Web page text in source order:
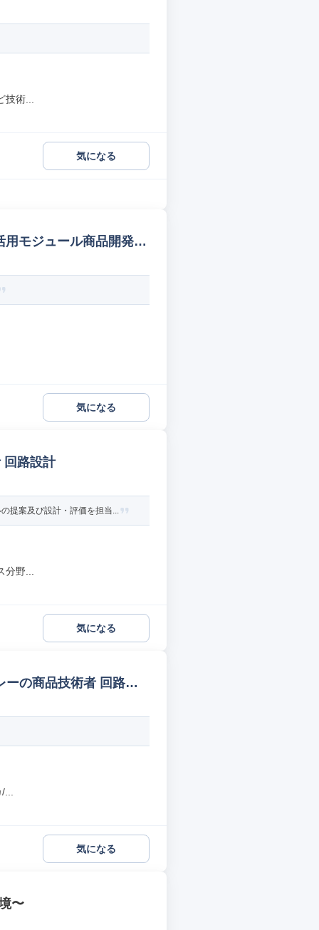
術...
気になる
用モジュール商品開発
気になる
回路設計
提案及び設計・評価を担当...
野...
気になる
の商品技術者 回路設
気になる
〜